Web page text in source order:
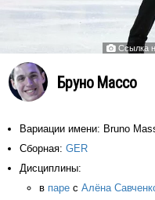
 Ссылка
Бруно Массо
Вариации имени: Bruno
Сборная: GER
Дисциплины:
в паре с Алёна